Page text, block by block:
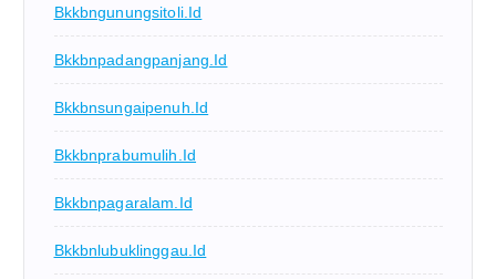
Bkkbngunungsitoli.id
Bkkbnpadangpanjang.id
Bkkbnsungaipenuh.id
Bkkbnprabumulih.id
Bkkbnpagaralam.id
Bkkbnlubuklinggau.id